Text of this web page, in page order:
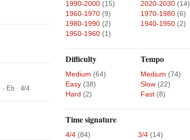
· Eb · 4/4
1990-2000 (15) 2020-2030 (14)
1960-1970 (9) 1970-1980 (6)
1980-1990 (2) 1940-1950 (2)
1950-1960 (1)
Difficulty
Medium (64)
Easy (38)
Hard (2)
Tempo
Medium (74)
Slow (22)
Fast (8)
Time signature
4/4 (84) 3/4 (14)